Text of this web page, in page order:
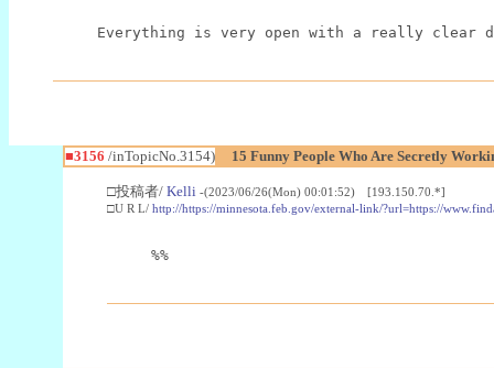
Everything is very open with a really
■3156 /inTopicNo.3154) 15 Funny People Who Are Secretly
□投稿者/ Kelli -(2023/06/26(Mon) 00:01:52) [193.150.70.*]
□U R L/ http://https://minnesota.feb.gov/external-link/?url=https://
%%